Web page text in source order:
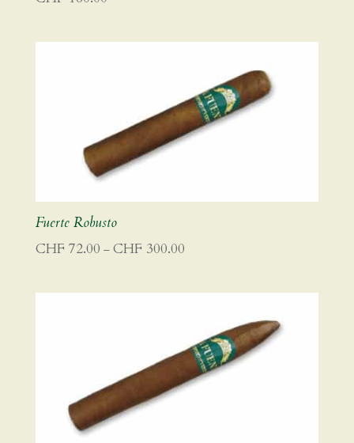
Fuerte Robusto
CHF 72.00 – CHF 300.00Preisspanne: